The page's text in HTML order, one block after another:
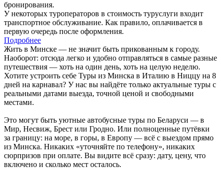
бронирования.
У некоторых туроператоров в стоимость туруслуги входит
транспортное обслуживание. Как правило, оплачивается в
первую очередь после оформления.
Подробнее
Жить в Минске — не значит быть прикованным к городу.
Наоборот: отсюда легко и удобно отправляться в самые разные
путешествия — хоть на один день, хоть на целую неделю.
Хотите устроить себе Туры из Минска в Италию в Ниццу на 8
дней на карнавал? У нас вы найдёте только актуальные туры с
реальными датами выезда, точной ценой и свободными
местами.
Это могут быть уютные автобусные туры по Беларуси — в
Мир, Несвиж, Брест или Гродно. Или полноценные путёвки
за границу: на море, в горы, в Европу — всё с выездом прямо
из Минска. Никаких «уточняйте по телефону», никаких
сюрпризов при оплате. Вы видите всё сразу: дату, цену, что
включено и сколько мест осталось.